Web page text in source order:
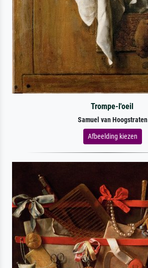
Trompe-l'oeil
Samuel van Hoogstraten
Afbeelding kiezen